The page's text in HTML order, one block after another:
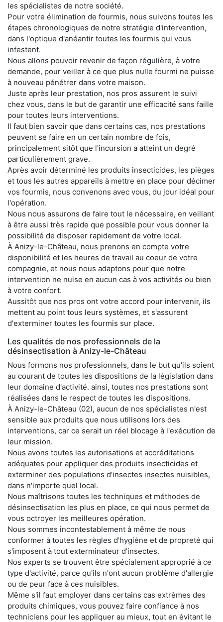
les spécialistes de notre société.
Pour votre élimination de fourmis, nous suivons toutes les
étapes chronologiques de notre stratégie d'intervention,
dans l'optique d'anéantir toutes les fourmis qui vous
infestent.
Nous allons pouvoir revenir de façon régulière, à votre
demande, pour veiller à ce que plus nulle fourmi ne puisse
à nouveau pénétrer dans votre maison.
Juste après leur prestation, nos pros assurent le suivi
chez vous, dans le but de garantir une efficacité sans faille
pour toutes leurs interventions.
Il faut bien savoir que dans certains cas, nos prestations
peuvent se faire en un certain nombre de fois,
principalement sitôt que l'incursion a atteint un degré
particulièrement grave.
Après avoir déterminé les produits insecticides, les pièges
et tous les autres appareils à mettre en place pour décimer
vos fourmis, nous convenons avec vous, du jour idéal pour
l'opération.
Nous nous assurons de faire tout le nécessaire, en veillant
à être aussi très rapide que possible pour vous donner la
possibilité de disposer rapidement de votre local.
À Anizy-le-Château, nous prenons en compte votre
disponibilité et les heures de travail au coeur de votre
compagnie, et nous nous adaptons pour que notre
intervention ne nuise en aucun cas à vos activités ou bien
à votre confort.
Aussitôt que nos pros ont votre accord pour intervenir, ils
mettent au point tous leurs systèmes, et s'assurent
d'exterminer toutes les fourmis sur place.
Les qualités de nos professionnels de la
désinsectisation à Anizy-le-Château
Nous formons nos professionnels, dans le but qu'ils soient
au courant de toutes les dispositions de la législation dans
leur domaine d'activité. ainsi, toutes nos prestations sont
réalisées dans le respect de toutes les dispositions.
À Anizy-le-Château (02), aucun de nos spécialistes n'est
sensible aux produits que nous utilisons lors des
interventions, car ce serait un réel blocage à l'exécution de
leur mission.
Nous avons toutes les autorisations et accréditations
adéquates pour appliquer des produits insecticides et
exterminer des populations d'insectes insectes nuisibles,
dans n'importe quel local.
Nous maîtrisons toutes les techniques et méthodes de
désinsectisation les plus en place, ce qui nous permet de
vous octroyer les meilleures opération.
Nous sommes incontestablement à même de nous
conformer à toutes les règles d'hygiène et de propreté qui
s'imposent à tout exterminateur d'insectes.
Nos experts se trouvent être spécialement approprié à ce
type d'activité, parce qu'ils n'ont aucun problème d'allergie
ou de peur face à ces nuisibles.
Même s'il faut employer dans certains cas extrêmes des
produits chimiques, vous pouvez faire confiance à nos
techniciens pour les appliquer au mieux, tout en évitant le